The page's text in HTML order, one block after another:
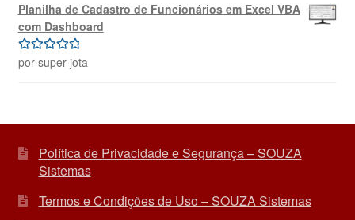
Planilha de Cadastro de Funcionários em Excel VBA
com Dashboard
Avaliação5
por super jota
Política de Privacidade e Segurança – SOUZA
Sistemas
Termos e Condições de Uso – SOUZA Sistemas